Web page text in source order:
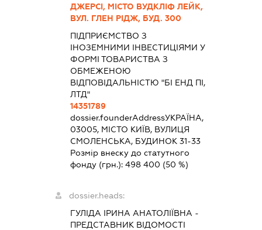
ДЖЕРСІ, МІСТО ВУДКЛІФ ЛЕЙК,
ВУЛ. ГЛЕН РІДЖ, БУД. 300
ПІДПРИЄМСТВО З
ІНОЗЕМНИМИ ІНВЕСТИЦІЯМИ У
ФОРМІ ТОВАРИСТВА З
ОБМЕЖЕНОЮ
ВІДПОВІДАЛЬНІСТЮ "БІ ЕНД ПІ,
ЛТД"
14351789
dossier.founderAddressУКРАЇНА,
03005, МІСТО КИЇВ, ВУЛИЦЯ
СМОЛЕНСЬКА, БУДИНОК 31-33
Розмір внеску до статутного
фонду (грн.): 498 400 (50 %)
dossier.heads:
ГУЛІДА ІРИНА АНАТОЛІЇВНА -
ПРЕДСТАВНИК ВІДОМОСТІ